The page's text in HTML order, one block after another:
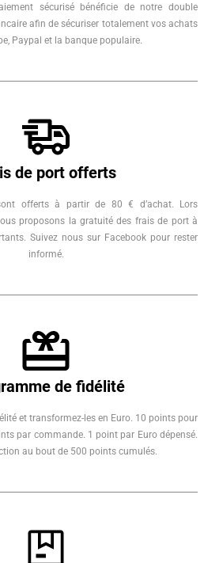
sécurisé bénéficie de notre double
afin de sécuriser totalement vos achats
Paypal et la banque populaire.
de port offerts
offerts à partir de 80 € d’achat. Lors
proposons la gratuité des frais de port à
Suivez nous sur Facebook pour rester
informé.
de fidélité
et transformez-les en Euro. 10 points pour
par commande. 1 point par Euro dépensé.
au bout de 500 points cumulés.